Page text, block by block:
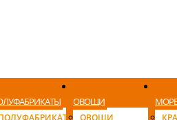
ОВОЩИ
ОВОЩИ